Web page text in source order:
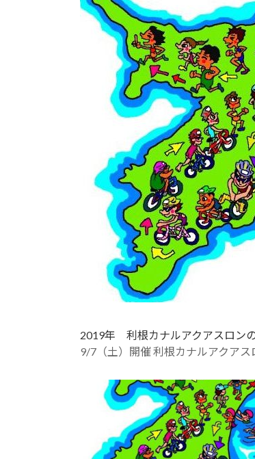
時
:
2019年 利根カナルアクアスロン
9/7（土）開催 利根カナルアクアス